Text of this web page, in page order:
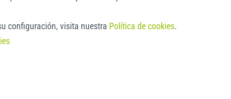
configuración, visita nuestra Política de cookies.